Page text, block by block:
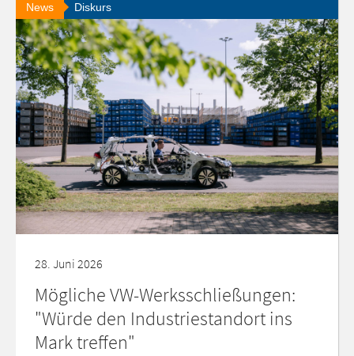
News Diskurs
28. Juni 2026
Mögliche VW-Werksschließungen:
"Würde den Industriestandort ins
Mark treffen"